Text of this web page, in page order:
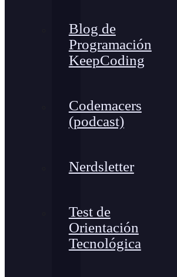
Blog de
Programación
KeepCoding
Codemacers
(podcast)
Nerdsletter
Test de
Orientación
Tecnológica